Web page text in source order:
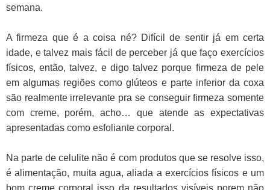
semana.
A firmeza que é a coisa né? Difícil de sentir já em certa
idade, e talvez mais fácil de perceber já que faço exercícios
físicos, então, talvez, e digo talvez porque firmeza de pele
em algumas regiões como glúteos e parte inferior da coxa
são realmente irrelevante pra se conseguir firmeza somente
com creme, porém, acho… que atende as expectativas
apresentadas como esfoliante corporal.
Na parte de celulite não é com produtos que se resolve isso,
é alimentação, muita agua, aliada a exercícios físicos e um